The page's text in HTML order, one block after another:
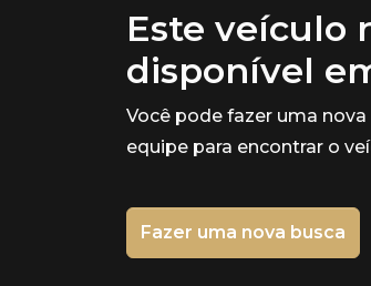
Este veículo
disponível
Você pode fazer uma
equipe para encontrar o
Fazer uma nova busca